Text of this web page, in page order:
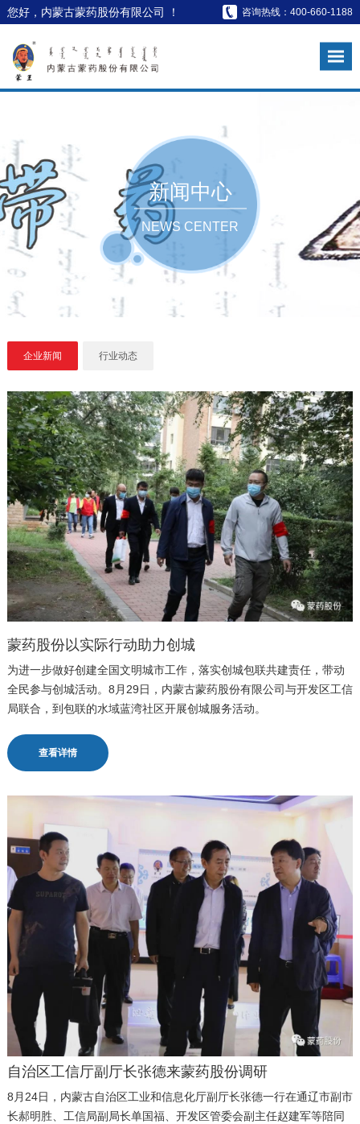
您好，内蒙古蒙药股份有限公司 ！ 咨询热线：400-660-1188
新闻中心
NEWS CENTER
企业新闻 行业动态
蒙药股份以实际行动助力创城
为进一步做好创建全国文明城市工作，落实创城包联共建责任，带动
全民参与创城活动。8月29日，内蒙古蒙药股份有限公司与开发区工信
局联合，到包联的水域蓝湾社区开展创城服务活动。
查看详情
自治区工信厅副厅长张德来蒙药股份调研
8月24日，内蒙古自治区工业和信息化厅副厅长张德一行在通辽市副市
长郝明胜、工信局副局长单国福、开发区管委会副主任赵建军等陪同